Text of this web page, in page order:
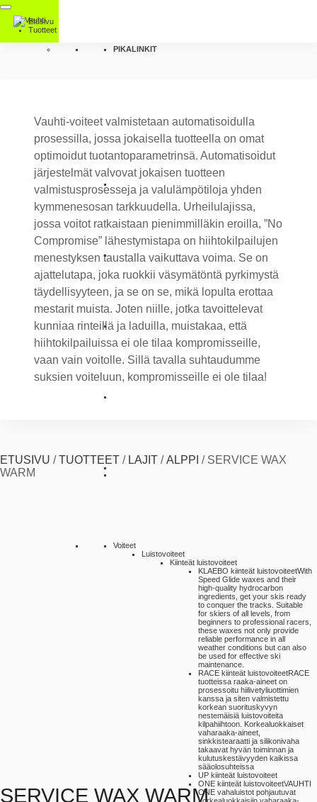
Etusivu
Tuotteet
PIKALINKIT
Voiteet
Luistovoiteet
Kiinteät luistovoiteet
KLAEBO kiinteät luistovoiteetWith
Speed Glide waxes and their
high-quality hydrocarbon
ingredients, get your skis ready
to conquer the tracks. Suitable
for skiers of all levels, from
beginners to professional racers,
these waxes not only provide
reliable performance in all
weather conditions but can also
be used for effective ski
maintenance.
RACE kiinteät luistovoiteetRACE
tuotteissa raaka-aineet on
prosessoitu hiilivetyliuottimien
kanssa ja siten valmistettu
korkean suorituskyvyn
nestemäisiä luistovoiteita
kilpahiihtoon. Korkealuokkaiset
vaharaaka-aineet,
sinkkistearaatti ja silikonivaha
takaavat hyvän toiminnan ja
kulutuskestävyyden kaikissa
sääolosuhteissa
UP kiinteät luistovoiteet
ONE kiinteät luistovoiteetVAUHTI
ONE vahaluistot pohjautuvat
Vauhti-voiteet valmistetaan automatisoidulla
prosessilla, jossa jokaisella tuotteella on omat
optimoidut tuotantoparametrinsä. Automatisoidut
järjestelmät valvovat jokaisen tuotteen
valmistusprosesseja ja valulämpötiloja yhden
kymmenesosan tarkkuudella. Urheilulajissa,
jossa voitot ratkaistaan pienimmilläkin eroilla, ”No
Compromise” lähestymistapa on hiihtokilpailujen
menestyksen taustalla vaikuttava voima. Se on
ajattelutapa, joka ruokkii väsymätöntä pyrkimystä
täydellisyyteen, ja se on se, mikä lopulta erottaa
mestarit muista. Joten niille, jotka tavoittelevat
kunniaa rinteillä ja laduilla, muistakaa, että
hiihtokilpailuissa ei ole tilaa kompromisseille,
vaan vain voitolle. Sillä tavalla suhtaudumme
suksien voiteluun, kompromisseille ei ole tilaa!
ETUSIVU /TUOTTEET / LAJIT /ALPPI / SERVICE WAX
WARM
SERVICE WAX WARM